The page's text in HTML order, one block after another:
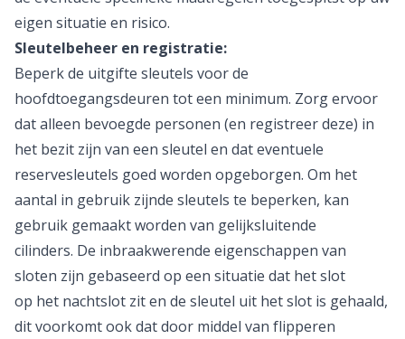
eigen situatie en risico.
Sleutelbeheer en registratie:
Beperk de uitgifte sleutels voor de
hoofdtoegangsdeuren tot een minimum. Zorg ervoor
dat alleen bevoegde personen (en registreer deze) in
het bezit zijn van een sleutel en dat eventuele
reservesleutels goed worden opgeborgen. Om het
aantal in gebruik zijnde sleutels te beperken, kan
gebruik gemaakt worden van gelijksluitende
cilinders. De inbraakwerende eigenschappen van
sloten zijn gebaseerd op een situatie dat het slot
op het nachtslot zit en de sleutel uit het slot is gehaald,
dit voorkomt ook dat door middel van flipperen